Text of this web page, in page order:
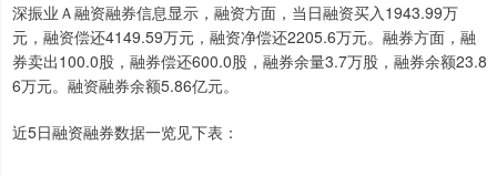
深振业Ａ融资融券信息显示，融资方面，当日融资买入1943.99万
元，融资偿还4149.59万元，融资净偿还2205.6万元。融券方面，融
券卖出100.0股，融券偿还600.0股，融券余量3.7万股，融券余额23.8
6万元。融资融券余额5.86亿元。
近5日融资融券数据一览见下表：